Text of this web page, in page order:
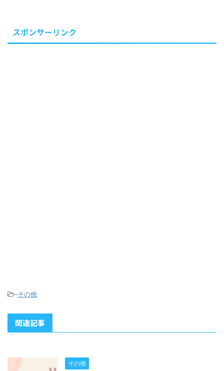
スポンサーリンク
-その他
関連記事
その他